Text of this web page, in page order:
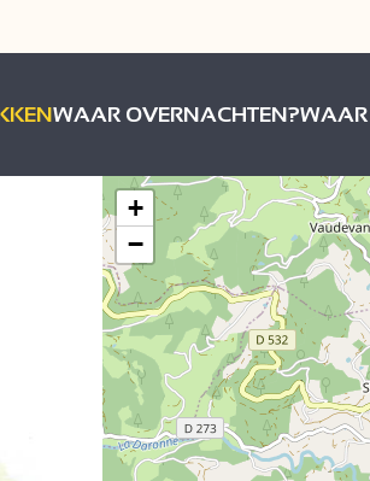
WAAR OVERNACHTEN?WAAR
+
−